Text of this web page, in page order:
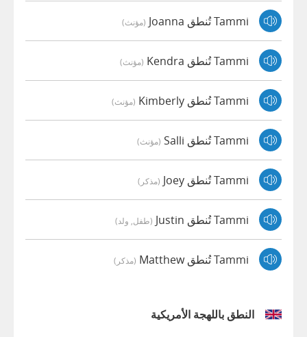
Tammi تُنطق Joanna (مؤنث)
Tammi تُنطق Kendra (مؤنث)
Tammi تُنطق Kimberly (مؤنث)
Tammi تُنطق Salli (مؤنث)
Tammi تُنطق Joey (مذكر)
Tammi تُنطق Justin (طفل, ولد)
Tammi تُنطق Matthew (مذكر)
النطق باللهجة الأمريكية